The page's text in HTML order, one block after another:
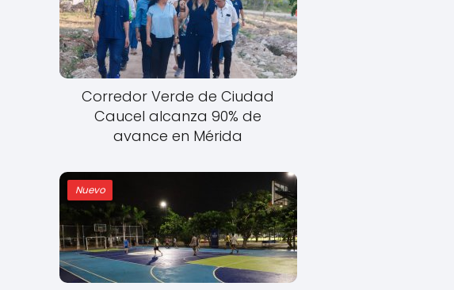
Corredor Verde de Ciudad
Caucel alcanza 90% de
avance en Mérida
Nuevo